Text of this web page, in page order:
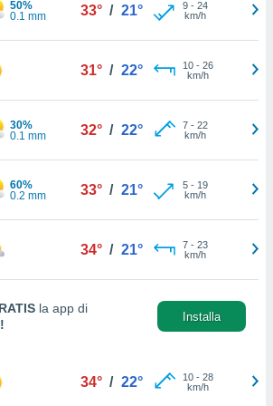
50%
0.1 mm
33° / 21° 9- 24
km/h
31° / 22° 10- 26
km/h
30%
0.1 mm
32° / 22° 7- 22
km/h
60%
0.2 mm
33° / 21° 5- 19
km/h
34° / 21° 7- 23
km/h
la app di
Installa
34° / 22° 10- 28
km/h